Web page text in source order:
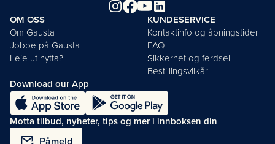
OM OSS
Om Gausta
Jobbe på Gausta
Leie ut hytta?
KUNDESERVICE
Kontaktinfo og åpningstider
FAQ
Sikkerhet og ferdsel
Bestillingsvilkår
Download our App
Motta tilbud, nyheter, tips og mer i innboksen din
Påmeld